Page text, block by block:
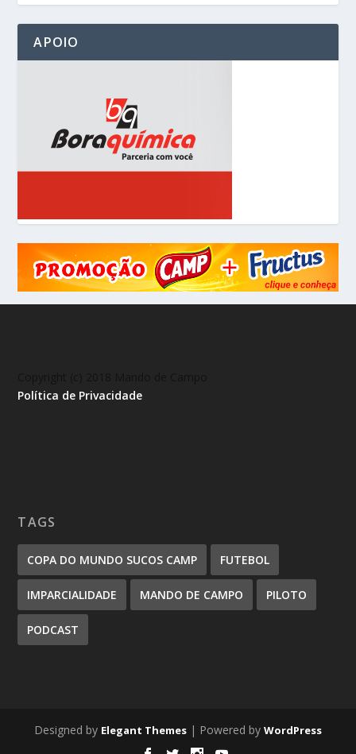
APOIO
Política de Privacidade
TAGS
COPA DO MUNDO SUCOS CAMP FUTEBOL
IMPARCIALIDADE MANDO DE CAMPO PILOTO
PODCAST
Designed by Elegant Themes | Powered by WordPress